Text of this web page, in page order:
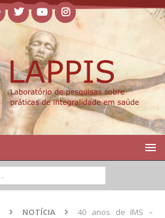
NOTÍCIA
40 anos de IMS –